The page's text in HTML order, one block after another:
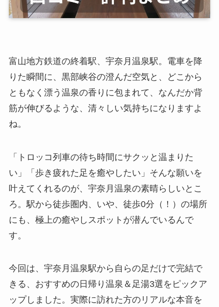
富山地方鉄道の終着駅、宇奈月温泉駅。電車を降
りた瞬間に、黒部峡谷の澄んだ空気と、どこから
ともなく漂う温泉の香りに包まれて、なんだか背
筋が伸びるような、清々しい気持ちになりますよ
ね。
「トロッコ列車の待ち時間にサクッと温まりた
い」「歩き疲れた足を癒やしたい」そんな願いを
叶えてくれるのが、宇奈月温泉の素晴らしいとこ
ろ。駅から徒歩圏内、いや、徒歩0分（！）の場所
にも、極上の癒やしスポットが潜んでいるんで
す。
今回は、宇奈月温泉駅から自らの足だけで完結で
きる、おすすめの日帰り温泉＆足湯3選をピックア
ップしました。実際に訪れた方のリアルな本音を